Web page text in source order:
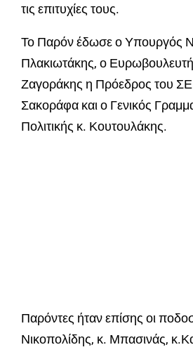
τις επιτυχίες τους.
Το Παρόν έδωσε ο Υπουργός
Πλακιωτάκης, ο
Ζαγοράκης η Πρόεδρος του
Σακοράφα και ο Γενικός
Πολιτικής κ. Κουτουλάκης.
Παρόντες ήταν επίσης οι
Νικοπολίδης, κ. Μπασινάς,